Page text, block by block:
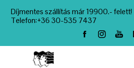
Díjmentes szállítás már 19900.- felett!
Telefon:+36 30-535 7437